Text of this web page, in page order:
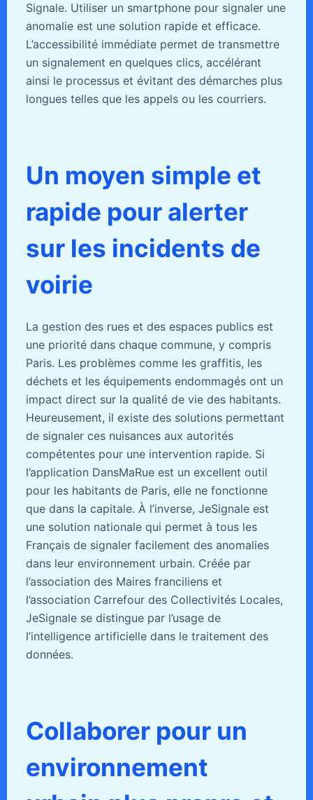
Signale. Utiliser un smartphone pour signaler une
anomalie est une solution rapide et efficace.
L’accessibilité immédiate permet de transmettre
un signalement en quelques clics, accélérant
ainsi le processus et évitant des démarches plus
longues telles que les appels ou les courriers.
Un moyen simple et
rapide pour alerter
sur les incidents de
voirie
La gestion des rues et des espaces publics est
une priorité dans chaque commune, y compris
Paris. Les problèmes comme les graffitis, les
déchets et les équipements endommagés ont un
impact direct sur la qualité de vie des habitants.
Heureusement, il existe des solutions permettant
de signaler ces nuisances aux autorités
compétentes pour une intervention rapide. Si
l’application DansMaRue est un excellent outil
pour les habitants de Paris, elle ne fonctionne
que dans la capitale. À l’inverse, JeSignale est
une solution nationale qui permet à tous les
Français de signaler facilement des anomalies
dans leur environnement urbain. Créée par
l’association des Maires franciliens et
l’association Carrefour des Collectivités Locales,
JeSignale se distingue par l’usage de
l’intelligence artificielle dans le traitement des
données.
Collaborer pour un
environnement